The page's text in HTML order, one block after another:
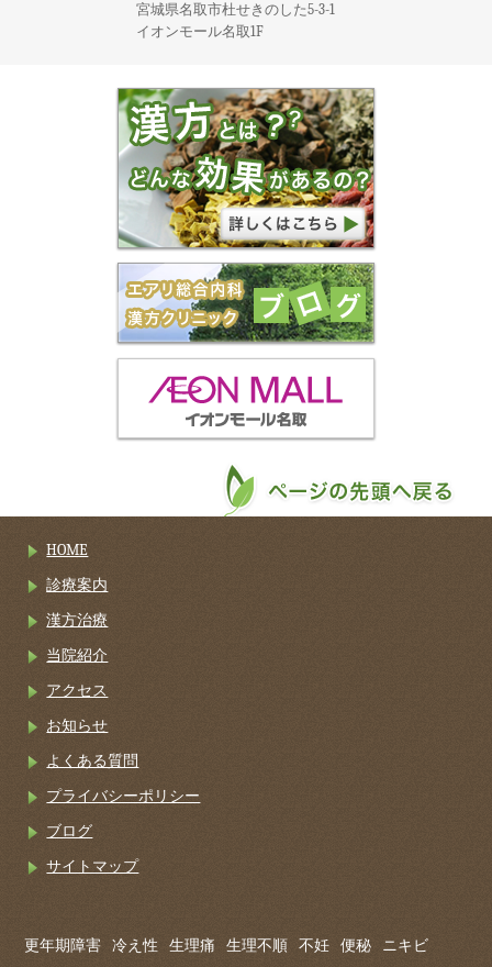
宮城県名取市杜せきのした5-3-1
イオンモール名取1F
HOME
診療案内
漢方治療
当院紹介
アクセス
お知らせ
よくある質問
プライバシーポリシー
ブログ
サイトマップ
更年期障害 冷え性 生理痛 生理不順 不妊 便秘
ニキビ